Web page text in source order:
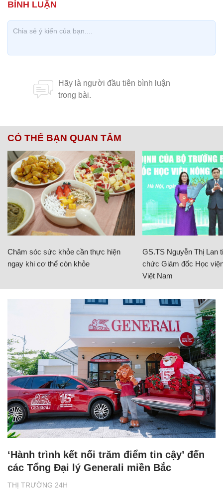
CÓ THỂ BẠN QUAN TÂM
Chăm sóc sức khỏe cần thực hiện
ngay khi cơ thể còn khỏe
GS.TS Nguyễn Thị Lan
chức Giám đốc Học
Việt Nam
THỊ TRƯỜNG 24H
‘Hành trình kết nối trăm điểm tin cậy’ đến
các Tổng Đại lý Generali miền Bắc